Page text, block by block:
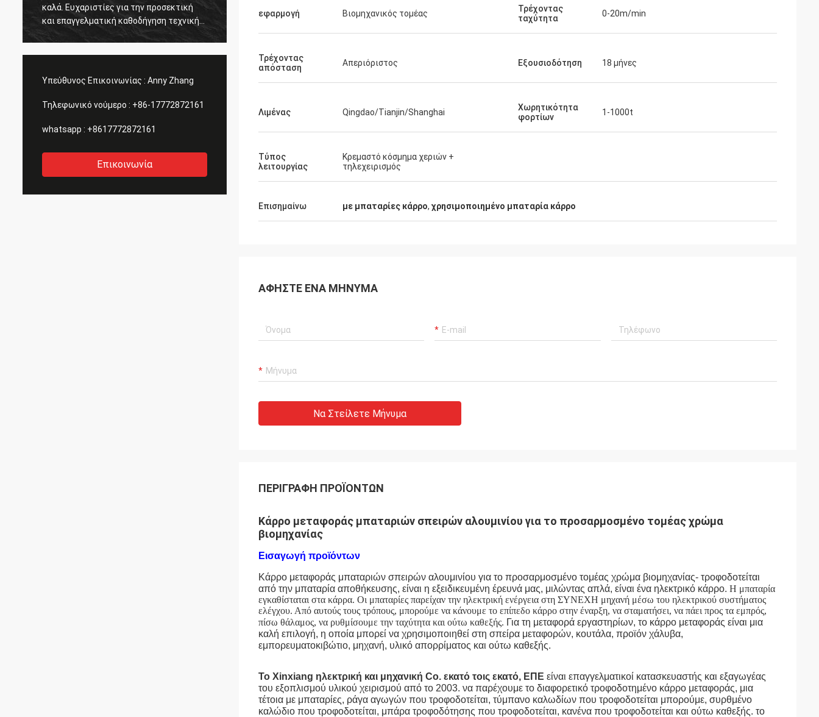
τεχνικής
που όλα
εργοστάσιο δύο φορές σε ένα έτος, η
άριστη υπηρεσία με κίνησε ξανά και ξανά
και μοιράζεται πολλά ενδιαφέροντα
πέντε αστεριών!
Υπεύθυνος Επικοινωνίας : Anny Zhang
Τηλεφωνικό νούμερο : +86-17772872161
whatsapp : +8617772872161
Επικοινωνία
εφαρμογή Βιομηχανικός τομέας
Τρέχοντας
ταχύτητα
0-20m/min
Τρέχοντας
απόσταση
Απεριόριστος Εξουσιοδότηση 18 μήνες
Λιμένας Qingdao/Tianjin/Shanghai
Χωρητικότητα
φορτίων
1-1000t
Τύπος
λειτουργίας
Κρεμαστό κόσμημα χεριών +
τηλεχειρισμός
Επισημαίνω με μπαταρίες κάρρο, χρησιμοποιημένο μπαταρία κάρρο
ΑΦΉΣΤΕ ΈΝΑ ΜΉΝΥΜΑ
Να Στείλετε Μήνυμα
ΠΕΡΙΓΡΑΦΉ ΠΡΟΪΌΝΤΩΝ
Κάρρο μεταφοράς μπαταριών σπειρών αλουμινίου για το προσαρμοσμένο τομέας χρώμα
βιομηχανίας
Εισαγωγή προϊόντων
Κάρρο μεταφοράς μπαταριών σπειρών αλουμινίου για το προσαρμοσμένο τομέας χρώμα βιομηχανίας- τροφοδοτείται
από την μπαταρία αποθήκευσης, είναι η εξειδικευμένη έρευνά μας, μιλώντας απλά, είναι ένα ηλεκτρικό κάρρο. Η μπαταρία
εγκαθίσταται στα κάρρα. Οι μπαταρίες παρείχαν την ηλεκτρική ενέργεια στη ΣΥΝΕΧΗ μηχανή μέσω του ηλεκτρικού συστήματος
ελέγχου. Από αυτούς τους τρόπους, μπορούμε να κάνουμε το επίπεδο κάρρο στην έναρξη, να σταματήσει, να πάει προς τα εμπρός,
πίσω θάλαμος, να ρυθμίσουμε την ταχύτητα και ούτω καθεξής. Για τη μεταφορά εργαστηρίων, το κάρρο μεταφοράς είναι μια
καλή επιλογή, η οποία μπορεί να χρησιμοποιηθεί στη σπείρα μεταφορών, κουτάλα, προϊόν χάλυβα,
εμπορευματοκιβώτιο, μηχανή, υλικό απορρίματος και ούτω καθεξής.
Το Xinxiang ηλεκτρική και μηχανική Co. εκατό τοις εκατό, ΕΠΕ είναι επαγγελματικοί κατασκευαστής και εξαγωγέας
του εξοπλισμού υλικού χειρισμού από το 2003. να παρέχουμε το διαφορετικό τροφοδοτημένο κάρρο μεταφοράς, μια
τέτοια με μπαταρίες, ράγα αγωγών που τροφοδοτείται, τύμπανο καλωδίων που τροφοδοτείται μπορούμε, συρθμένο
καλώδιο που τροφοδοτείται, μπάρα τροφοδότησης που τροφοδοτείται, κανένα που τροφοδοτείται και ούτω καθεξής. το